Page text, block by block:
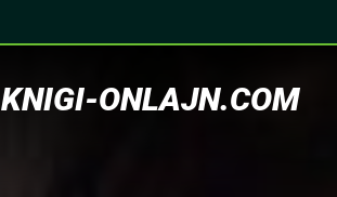
KNIGI-ONLAJN.COM